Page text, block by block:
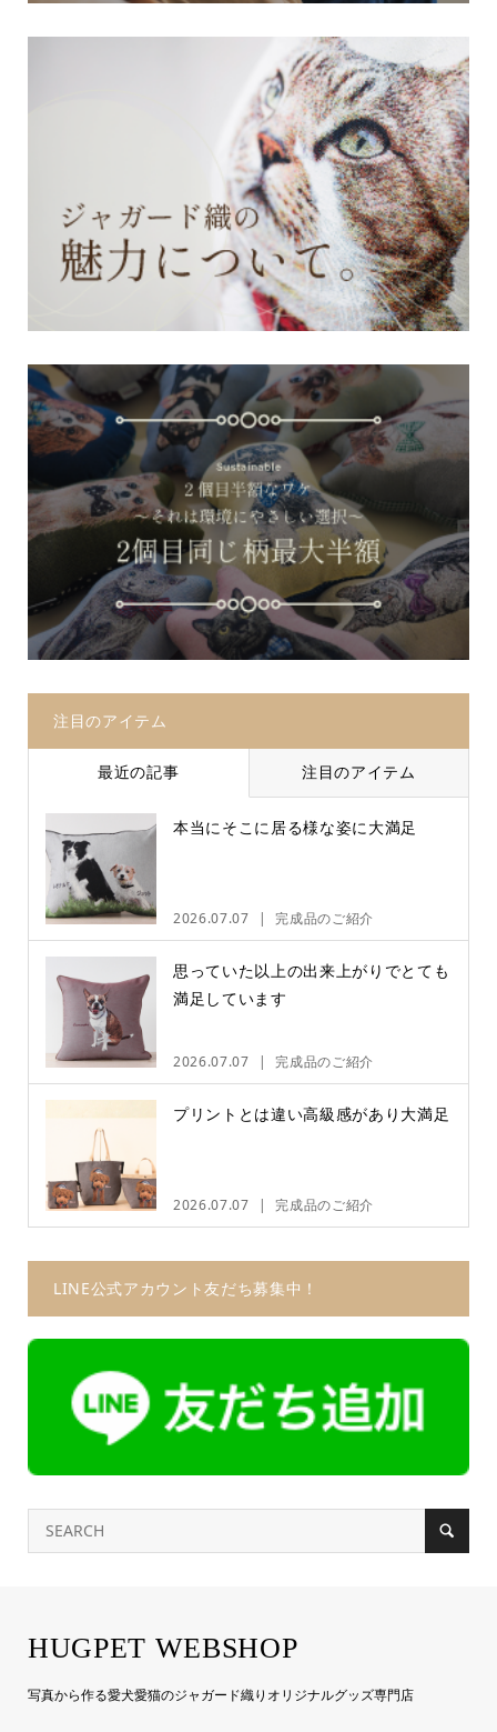
注目のアイテム
最近の記事 注目のアイテム
本当にそこに居る様な姿に大満足
2026.07.07 完成品のご紹介
思っていた以上の出来上がりでとても
満足しています
2026.07.07 完成品のご紹介
プリントとは違い高級感があり大満足
2026.07.07 完成品のご紹介
LINE公式アカウント友だち募集中！
HUGPET WEBSHOP
写真から作る愛犬愛猫のジャガード織りオリジナルグッズ専門店